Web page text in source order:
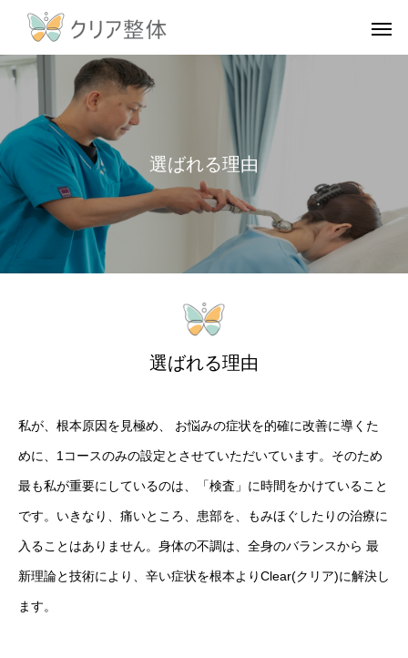
選ばれる理由
選ばれる理由
私が、根本原因を見極め、 お悩みの症状を的確に改善に導くた
めに、1コースのみの設定とさせていただいています。そのため
最も私が重要にしているのは、「検査」に時間をかけていること
です。いきなり、痛いところ、患部を、もみほぐしたりの治療に
入ることはありません。身体の不調は、全身のバランスから 最
新理論と技術により、辛い症状を根本よりClear(クリア)に解決し
ます。